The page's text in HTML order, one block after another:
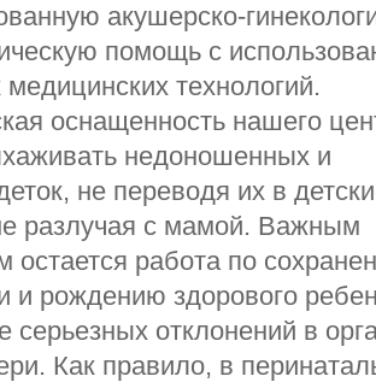
акушерско-
помощь с
технологий.
оснащенность нашего
недоношенных и
не переводя их в
разлучая с мамой. Важным
остается работа по
и рождению здорового
серьезных отклонений в
Как правило, в